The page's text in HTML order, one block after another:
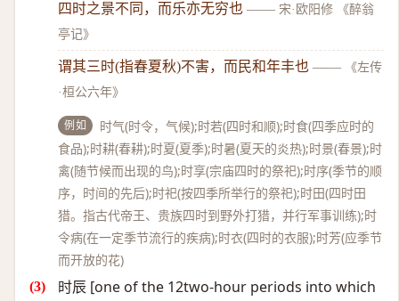
四时之景不同，而乐亦无穷也 —— 宋·欧阳修 《醉翁
亭记》
谓其三时(指春夏秋)不害，而民和年丰也 ——
《左传
·桓公六年》
例如
时气(时令，气候);时若(四时和顺);时食(四季应时的
食品);时耕(春耕);时夏(夏季);时暑(夏天的炎热);时景(春景);时
禽(随节候而出现的鸟);时享(宗庙四时的祭祀);时序(季节的顺
序，时间的先后);时祀(按四季所举行的祭祀);时田(四时田
猎。指古代帝王、贵族四时到野外打猎，并行军事训练);时
令病(在一定季节流行的疾病);时衣(四时的衣服);时芳(应季节
而开放的花)
时辰 [one of the 12two-hour periods into which